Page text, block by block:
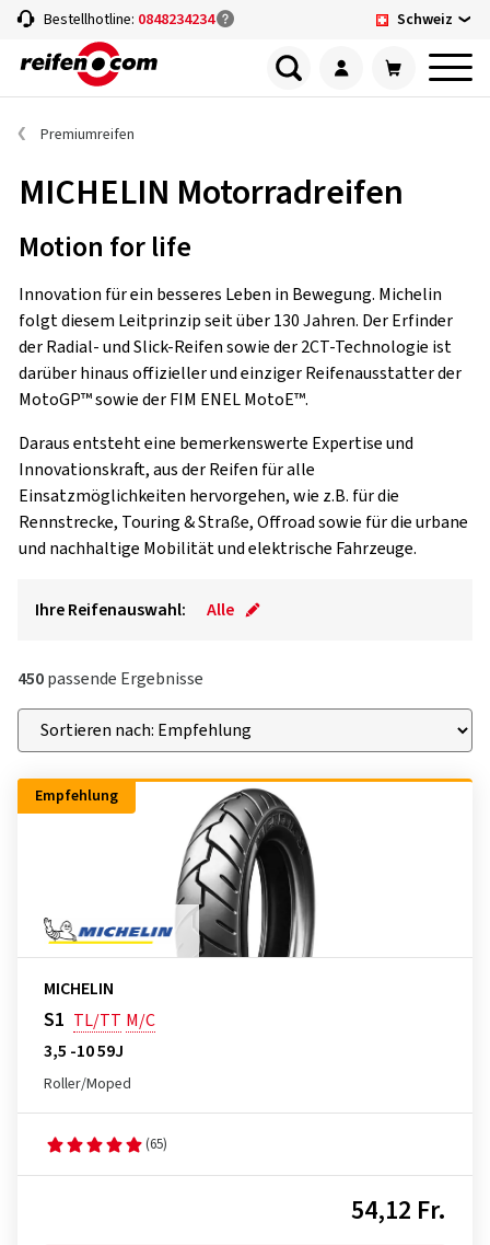
Bestellhotline: 0848234234 Schweiz
Premiumreifen
MICHELIN Motorradreifen
Motion for life
Innovation für ein besseres Leben in Bewegung. Michelin
folgt diesem Leitprinzip seit über 130 Jahren. Der Erfinder
der Radial- und Slick-Reifen sowie der 2CT-Technologie ist
darüber hinaus offizieller und einziger Reifenausstatter der
MotoGP™ sowie der FIM ENEL MotoE™.
Daraus entsteht eine bemerkenswerte Expertise und
Innovationskraft, aus der Reifen für alle
Einsatzmöglichkeiten hervorgehen, wie z.B. für die
Rennstrecke, Touring & Straße, Offroad sowie für die urbane
und nachhaltige Mobilität und elektrische Fahrzeuge.
Ihre Reifenauswahl: Alle
450passende Ergebnisse
Empfehlung
MICHELIN
S1 TL/TT M/C
3,5 -10 59J
Roller/Moped
(65)
54,12 Fr.